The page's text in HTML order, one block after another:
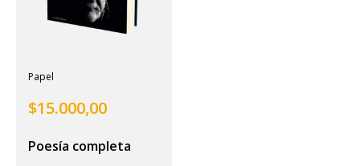
Papel
$15.000,00
Poesí­a completa